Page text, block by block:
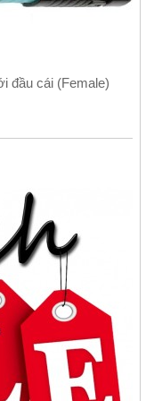
đầu cái (Female)